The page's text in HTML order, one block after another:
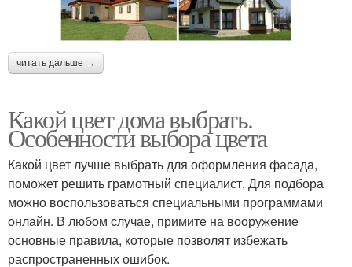
читать дальше →
Какой цвет дома выбрать.
Особенности выбора цвета
Какой цвет лучше выбрать для оформления фасада,
поможет решить грамотный специалист. Для подбора
можно воспользоваться специальными программами
онлайн. В любом случае, примите на вооружение
основные правила, которые позволят избежать
распространенных ошибок.